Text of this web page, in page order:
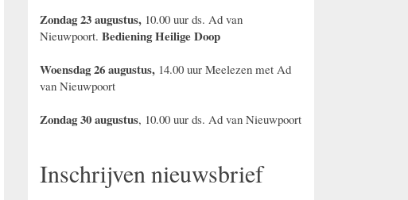
Zondag 23 augustus, 10.00 uur ds. Ad van
Nieuwpoort.Bediening Heilige Doop
Woensdag 26 augustus, 14.00 uur Meelezen met Ad
van Nieuwpoort
Zondag 30 augustus, 10.00 uur ds. Ad van Nieuwpoort
Inschrijven nieuwsbrief